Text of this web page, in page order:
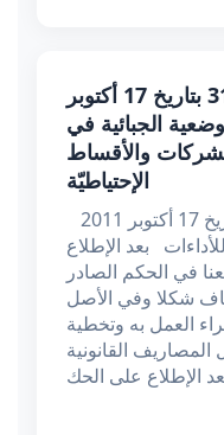
قرار تعقيبي عدد 311785 بتاريخ 17 أكتوبر
الجبائية في
والأقساط
الإحتياطيّة
بعد الإطلاع
في الحكم الصادر
شكلا وفي الأصل
العمل به وتخطية
القانونية
الإطلاع على الحك